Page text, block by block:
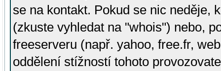
se na kontakt. Pokud se nic neděje,
(zkuste vyhledat na "whois") nebo,
freeserveru (např. yahoo, free.fr,
oddělení stížností tohoto